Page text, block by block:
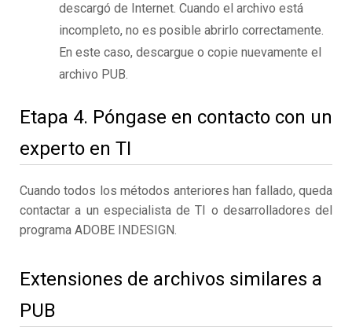
descargó de Internet. Cuando el archivo está
incompleto, no es posible abrirlo correctamente.
En este caso, descargue o copie nuevamente el
archivo PUB.
Etapa 4. Póngase en contacto con un
experto en TI
Cuando todos los métodos anteriores han fallado, queda
contactar a un especialista de TI o desarrolladores del
programa ADOBE INDESIGN.
Extensiones de archivos similares a
PUB